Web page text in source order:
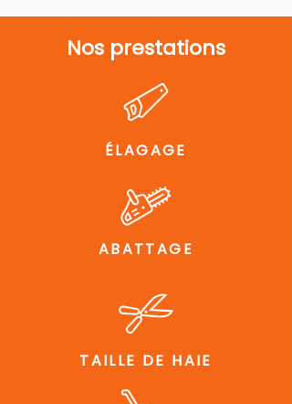
Nos prestations
ÉLAGAGE
ABATTAGE
TAILLE DE HAIE